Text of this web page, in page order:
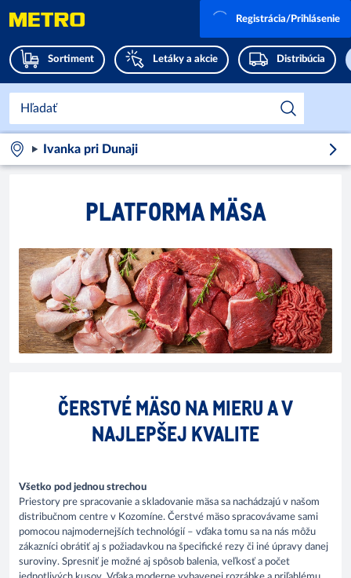
Sortiment Letáky a akcie Distribúcia
Registrácia/Prihlásenie
Ivanka pri Dunaji
PLATFORMA MÄSA
ČERSTVÉ MÄSO NA MIERU A V
NAJLEPŠEJ KVALITE
Všetko pod jednou strechou
Priestory pre spracovanie a skladovanie mäsa sa nachádzajú v našom
distribučnom centre v Kozomíne. Čerstvé mäso spracovávame sami
pomocou najmodernejších technológií – vďaka tomu sa na nás môžu
zákazníci obrátiť aj s požiadavkou na špecifické rezy či iné úpravy danej
suroviny. Spresniť je možné aj spôsob balenia, veľkosť a počet